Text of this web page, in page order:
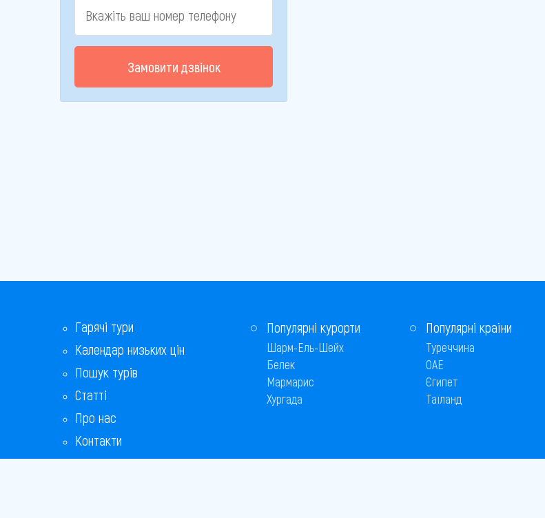
Замовити дзвінок
Гарячі тури
Календар низьких цін
Пошук турів
Статті
Про нас
Контакти
Бонусна програма
Популярні курорти
Шарм-Ель-Шейх
Белек
Мармарис
Хургада
Популярні країни
Туреччина
ОАЕ
Єгипет
Таїланд